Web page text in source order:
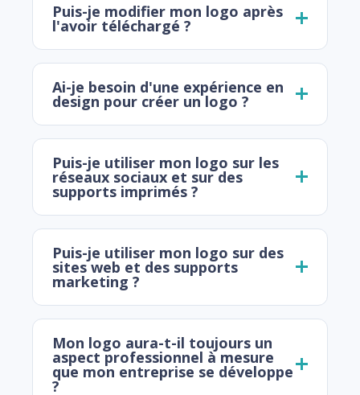
Puis-je modifier mon logo après
l'avoir téléchargé ?
Ai-je besoin d'une expérience en
design pour créer un logo ?
Puis-je utiliser mon logo sur les
réseaux sociaux et sur des
supports imprimés ?
Puis-je utiliser mon logo sur des
sites web et des supports
marketing ?
Mon logo aura-t-il toujours un
aspect professionnel à mesure
que mon entreprise se développe
?